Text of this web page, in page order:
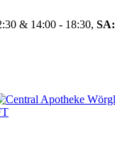
& 14:00 - 18:30, SA: